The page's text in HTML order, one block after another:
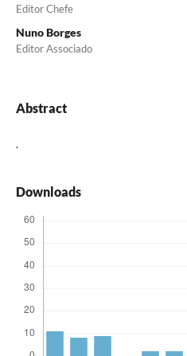
Editor Chefe
Nuno Borges
Editor Associado
Abstract
.
Downloads